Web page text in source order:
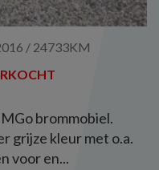
/ 24733KM
brommobiel.
grijze kleur met o.a.
voor en...